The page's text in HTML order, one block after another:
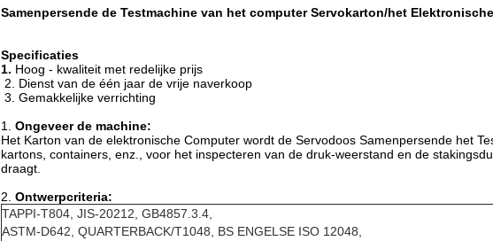
Samenpersende de Testmachine van het computer Servokarton/het
Specificaties
1. Hoog - kwaliteit met redelijke prijs
2. Dienst van de één jaar de vrije naverkoop
3. Gemakkelijke verrichting
1. Ongeveer de machine:
Het Karton van de elektronische Computer wordt de Servodoos Samenpersende het
kartons, containers, enz., voor het inspecteren van de druk-weerstand en de
draagt.
2. Ontwerpcriteria:
TAPPI-T804, JIS-20212, GB4857.3.4,
ASTM-D642, QUARTERBACK/T1048, BS ENGELSE ISO 12048,